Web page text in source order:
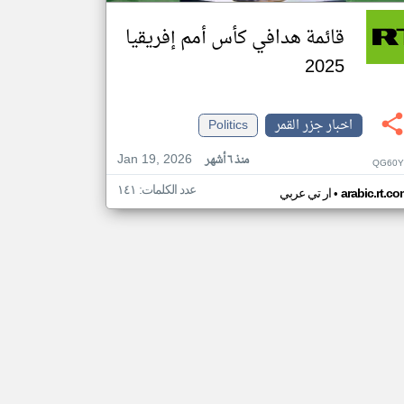
قائمة هدافي كأس أمم إفريقيا
2025
اخبار جزر القمر
Politics
Jan 19, 2026
منذ ٦ أشهر
ار تي عربي• عدد الكلمات: ١٤١